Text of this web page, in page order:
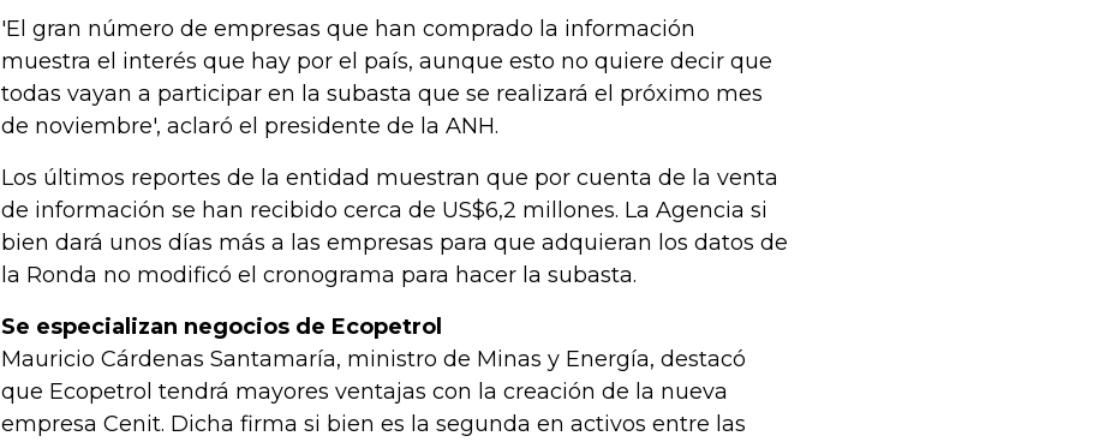
'El gran número de empresas que han comprado la información
muestra el interés que hay por el país, aunque esto no quiere decir que
todas vayan a participar en la subasta que se realizará el próximo mes
de noviembre', aclaró el presidente de la ANH.
Los últimos reportes de la entidad muestran que por cuenta de la venta
de información se han recibido cerca de US$6,2 millones. La Agencia si
bien dará unos días más a las empresas para que adquieran los datos de
la Ronda no modificó el cronograma para hacer la subasta.
Se especializan negocios de Ecopetrol
Mauricio Cárdenas Santamaría, ministro de Minas y Energía, destacó
que Ecopetrol tendrá mayores ventajas con la creación de la nueva
empresa Cenit. Dicha firma si bien es la segunda en activos entre las